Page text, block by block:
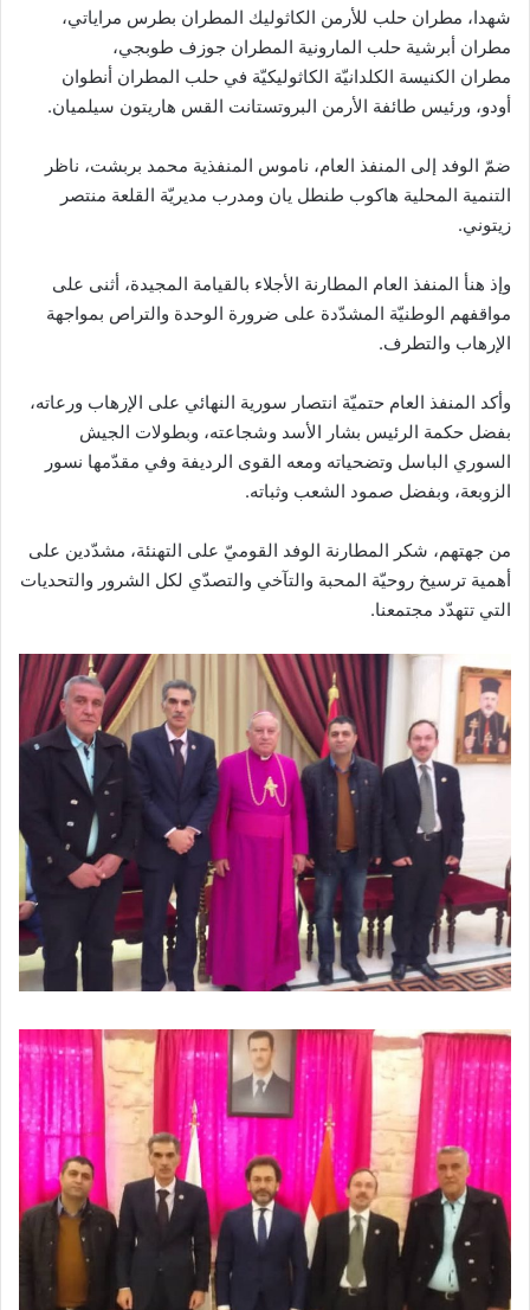
شهدا، مطران حلب للأرمن الكاثوليك المطران بطرس مراياتي،
مطران أبرشية حلب المارونية المطران جوزف طوبجي​،
مطران الكنيسة الكلدانيّة الكاثوليكيّة في حلب المطران أنطوان
أودو، ورئيس طائفة الأرمن البروتستانت القس هاريتون سيلميان.
ضمّ الوفد إلى المنفذ العام، ناموس المنفذية محمد بربشت، ناظر
التنمية المحلية هاكوب طنطل يان ومدرب مديريّة القلعة منتصر
زيتوني.
وإذ هنأ المنفذ العام المطارنة الأجلاء بالقيامة المجيدة، أثنى على
مواقفهم الوطنيّة المشدّدة على ضرورة الوحدة والتراص بمواجهة
الإرهاب والتطرف.
وأكد المنفذ العام حتميّة انتصار سورية النهائي على الإرهاب ورعاته،
بفضل حكمة الرئيس بشار الأسد وشجاعته، وبطولات الجيش
السوري الباسل وتضحياته ومعه القوى الرديفة وفي مقدّمها نسور
الزوبعة، وبفضل صمود الشعب وثباته.
من جهتهم، شكر المطارنة الوفد القوميّ على التهنئة، مشدّدين على
أهمية ترسيخ روحيّة المحبة والتآخي والتصدّي لكل الشرور والتحديات
التي تتهدّد مجتمعنا.